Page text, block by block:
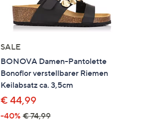
SALE
BONOVA Damen-Pantolette
Bonoflor verstellbarer Riemen
Keilabsatz ca. 3,5cm
€ 44,99
-40% € 74,99